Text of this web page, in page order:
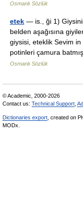
Osmanlı Sözlük
etek — is., ği 1)
belden aşağısına
giysisi, eteklik Sevim in
potinleri çamura
Osmanlı Sözlük
© Academic, 2000-2026
Contact us: Technical Support
Dictionaries export , created on
MODx.